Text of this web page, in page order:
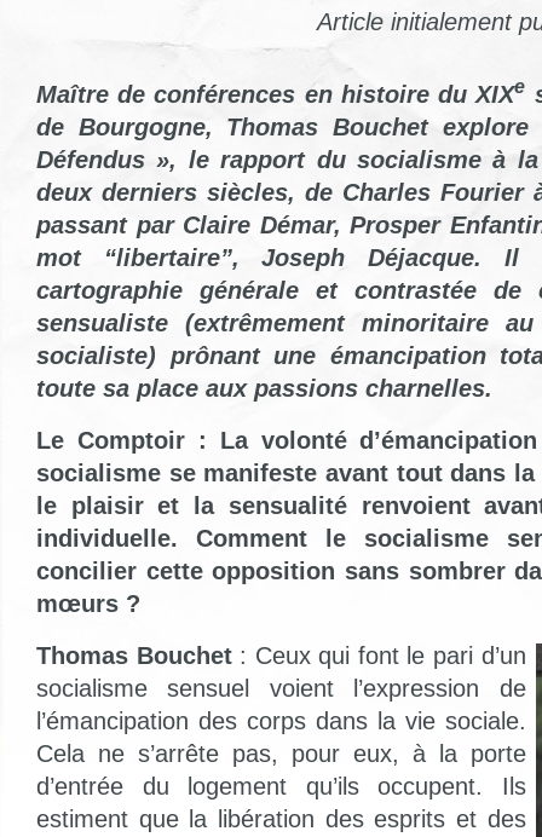
Article initialement
Maître de conférences en histoire du XIXe
de Bourgogne, Thomas Bouchet
Défendus », le rapport du socialisme à
deux derniers siècles, de Charles Fourier
passant par Claire Démar, Prosper
mot “libertaire”, Joseph Déjacque. Il
cartographie générale et contrastée de
sensualiste (extrêmement minoritaire
socialiste) prônant une émancipation
toute sa place aux passions charnelles.
Le Comptoir : La volonté
socialisme se manifeste avant tout dans
le plaisir et la sensualité renvoient
individuelle. Comment le socialisme
concilier cette opposition sans sombrer
mœurs ?
Thomas Bouchet: Ceux qui font le pari d’un
socialisme sensuel voient l’expression de
l’émancipation des corps dans la vie sociale.
Cela ne s’arrête pas, pour eux, à la porte
d’entrée du logement qu’ils occupent. Ils
estiment que la libération des esprits et des